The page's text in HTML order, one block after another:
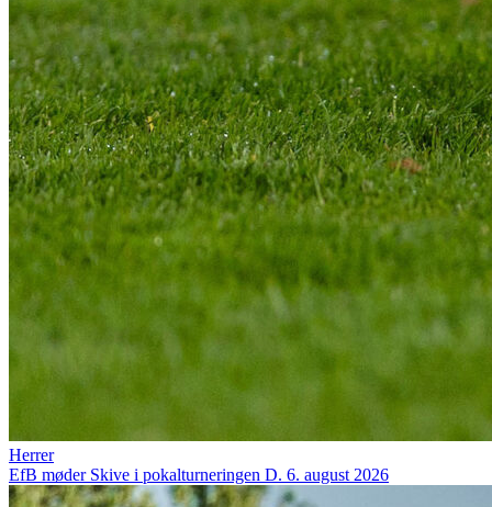
Herrer
EfB møder Skive i pokalturneringen D. 6. august 2026